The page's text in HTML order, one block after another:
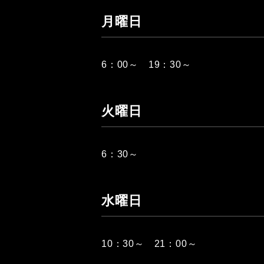
月曜日
6：00～ 19：30～
火曜日
6：30～
水曜日
10：30～ 21：00～